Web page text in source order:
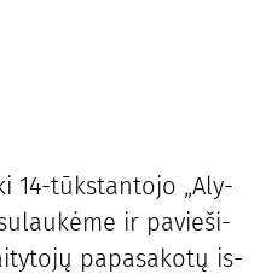
14-tūks­tan­to­jo „Aly­
ir pa­vie­ši­
pa­pa­sa­ko­tų is­